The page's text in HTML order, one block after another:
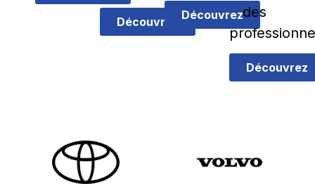
Découvrez
Découvrezdes
Découvrez